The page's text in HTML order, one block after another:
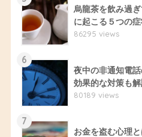
烏龍茶を飲み過
に起こる５つの
86295 views
6
夜中の非通知電
効果的な対策も
80189 views
7
お金を盗む心理